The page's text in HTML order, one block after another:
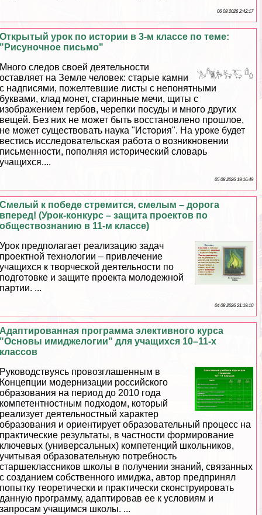
06 08 2026 2:42:17
Открытый урок по истории в 3-м классе по теме:
"Рисуночное письмо"
Много следов своей деятельности
оставляет на Земле человек: старые камни
с надписями, пожелтевшие листы с непонятными
буквами, клад монет, старинные мечи, щиты с
изображением гербов, черепки посуды и много других
вещей. Без них не может быть восстановлено прошлое,
не может существовать наука "История". На уроке будет
вестись исследовательская работа о возникновении
письменности, пополняя исторический словарь
учащихся....
05 08 2026 19:16:49
Смелый к победе стремится, смелым – дорога
вперед! (Урок-конкурс – защита проектов по
обществознанию в 11-м классе)
Урок предполагает реализацию задач
проектной технологии – привлечение
учащихся к творческой деятельности по
подготовке и защите проекта молодежной
партии. ...
04 08 2026 21:19:10
Адаптированная программа элективного курса
"Основы имиджелогии" для учащихся 10–11-х
классов
Руководствуясь провозглашенным в
Концепции модернизации российского
образования на период до 2010 года
компетентностным подходом, который
реализует деятельностный хаpaктер
образования и ориентирует образовательный процесс на
пpaктические результаты, в частности формирование
ключевых (универсальных) компетенций школьников,
учитывая образовательную потребность
старшеклассников школы в получении знаний, связанных
с созданием собственного имиджа, автор предпринял
попытку теоретически и пpaктически сконструировать
данную программу, адаптировав ее к условиям и
запросам учащимся школы. ...